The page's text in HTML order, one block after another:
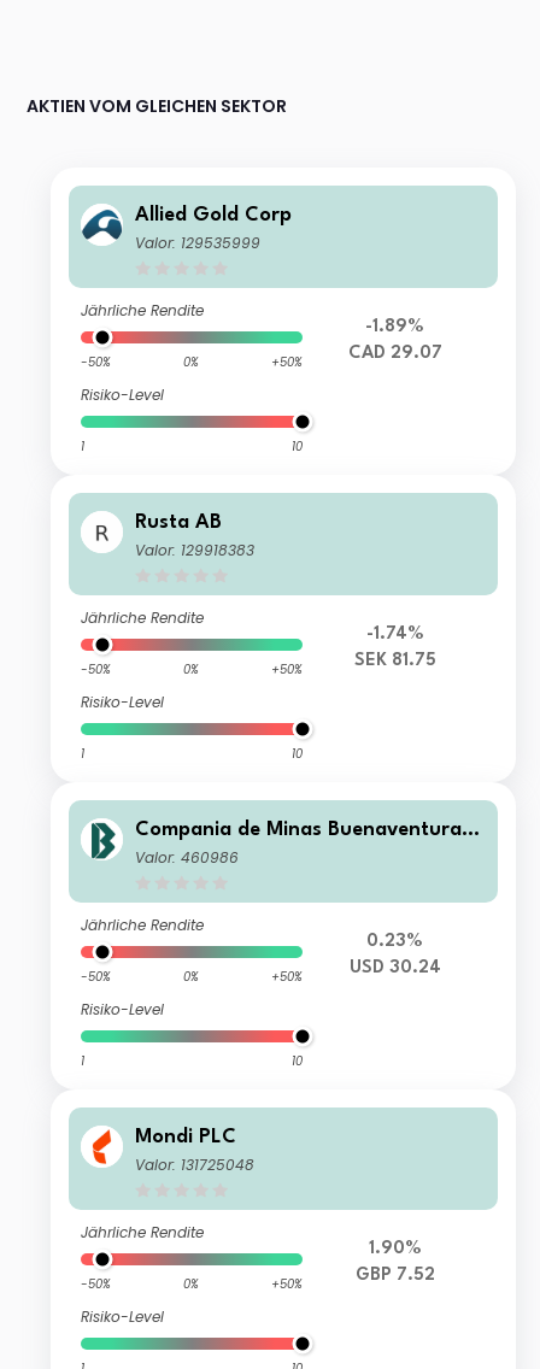
AKTIEN VOM GLEICHEN SEKTOR
Allied Gold Corp
Valor: 129535999
Jährliche Rendite
-50% 0% +50%
Risiko-Level
1 10
-1.89%
CAD 29.07
Rusta AB
Valor: 129918383
Jährliche Rendite
-50% 0% +50%
Risiko-Level
1 10
-1.74%
SEK 81.75
Compania de Minas Buenaventura S
AA
Valor: 460986
Jährliche Rendite
-50% 0% +50%
Risiko-Level
1 10
0.23%
USD 30.24
Mondi PLC
Valor: 131725048
Jährliche Rendite
-50% 0% +50%
Risiko-Level
1.90%
GBP 7.52